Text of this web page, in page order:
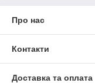
Про нас
Контакти
Доставка та оплата